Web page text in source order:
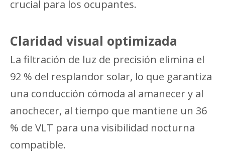
crucial para los ocupantes.
Claridad visual optimizada
La filtración de luz de precisión elimina el
92 % del resplandor solar, lo que garantiza
una conducción cómoda al amanecer y al
anochecer, al tiempo que mantiene un 36
% de VLT para una visibilidad nocturna
compatible.